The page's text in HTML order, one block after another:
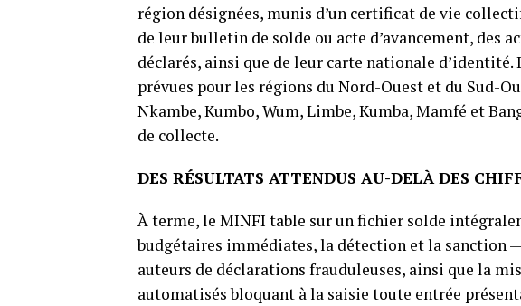
région désignées, munis d’un certificat de vie
de leur bulletin de solde ou acte d’avancement, des
déclarés, ainsi que de leur carte nationale
prévues pour les régions du Nord-Ouest et du Sud-
Nkambe, Kumbo, Wum, Limbe, Kumba, Mamfé et
de collecte.
DES RÉSULTATS ATTENDUS AU-DELÀ DES
À terme, le MINFI table sur un fichier solde
budgétaires immédiates, la détection et la sanction
auteurs de déclarations frauduleuses, ainsi que la
automatisés bloquant à la saisie toute entrée